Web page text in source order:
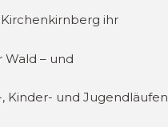
ihr
Wald – und
Kinder- und Jugendläufen